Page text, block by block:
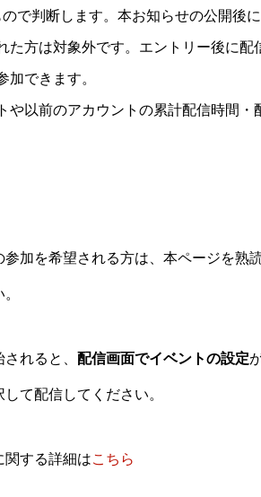
で判断します。本お知らせの公開後
た方は対象外です。エントリー後に
加できます。
や以前のアカウントの累計配信時間
加を希望される方は、本ページを熟読
れると、 配信画面でイベントの設定
して配信してください。
関する詳細はこちら